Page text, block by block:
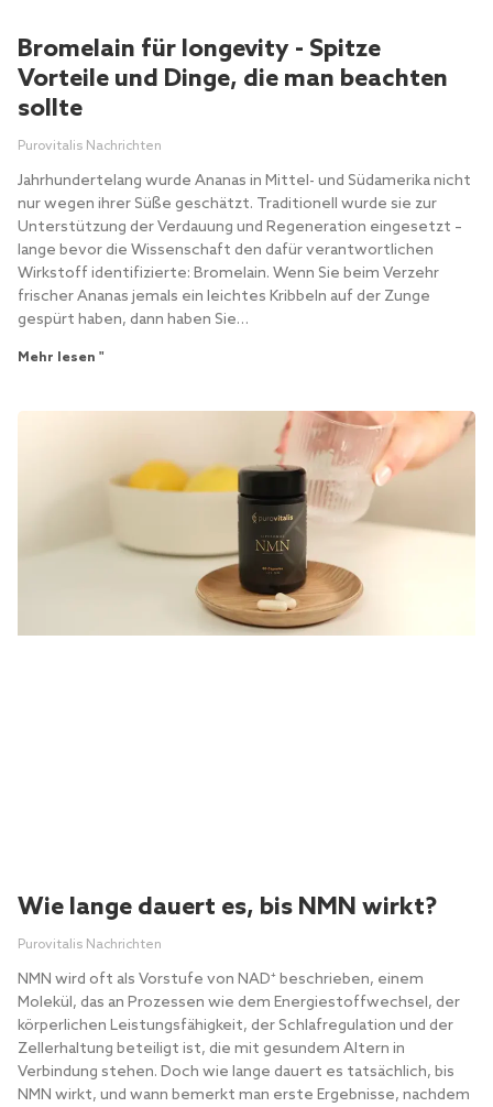
Bromelain für longevity - Spitze
Vorteile und Dinge, die man beachten
sollte
Purovitalis Nachrichten
Jahrhundertelang wurde Ananas in Mittel- und Südamerika nicht
nur wegen ihrer Süße geschätzt. Traditionell wurde sie zur
Unterstützung der Verdauung und Regeneration eingesetzt –
lange bevor die Wissenschaft den dafür verantwortlichen
Wirkstoff identifizierte: Bromelain. Wenn Sie beim Verzehr
frischer Ananas jemals ein leichtes Kribbeln auf der Zunge
gespürt haben, dann haben Sie…
Mehr lesen "
Wie lange dauert es, bis NMN wirkt?
Purovitalis Nachrichten
NMN wird oft als Vorstufe von NAD⁺ beschrieben, einem
Molekül, das an Prozessen wie dem Energiestoffwechsel, der
körperlichen Leistungsfähigkeit, der Schlafregulation und der
Zellerhaltung beteiligt ist, die mit gesundem Altern in
Verbindung stehen. Doch wie lange dauert es tatsächlich, bis
NMN wirkt, und wann bemerkt man erste Ergebnisse, nachdem